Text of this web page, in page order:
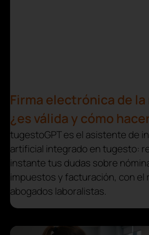
Firma electrónica de la
¿es válida y cómo
tugestoGPT es el asistente de
artificial integrado en tugesto:
instante tus dudas sobre
impuestos y facturación, con el
abogados laboralistas.